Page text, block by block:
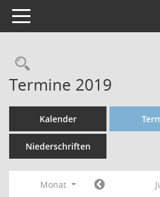
Toggle navigation
Termine 2019
Kalender
Niederschriften
Monat